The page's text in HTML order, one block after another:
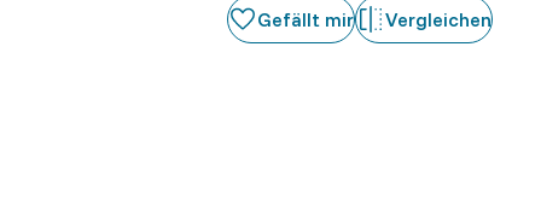
Gefällt mir Vergleichen